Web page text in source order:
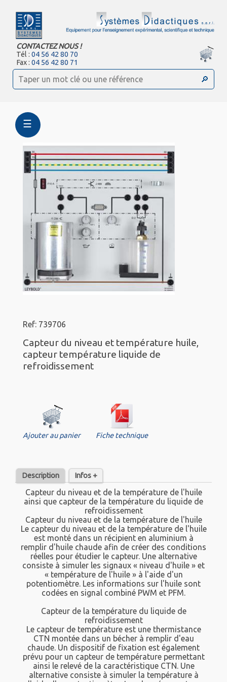
CONTACTEZ NOUS !
Tél :04 56 42 80 70
Fax :04 56 42 80 71
☰
Ref: 739706
Capteur du niveau et température huile,
capteur température liquide de
refroidissement
Ajouter au panier Fiche technique
Description Infos +
Capteur du niveau et de la température de l'huile
ainsi que capteur de la température du liquide de
refroidissement
Capteur du niveau et de la température de l'huile
Le capteur du niveau et de la température de l'huile
est monté dans un récipient en aluminium à
remplir d'huile chaude afin de créer des conditions
réelles pour étudier le capteur. Une alternative
consiste à simuler les signaux « niveau d'huile » et
« température de l'huile » à l'aide d'un
potentiomètre. Les informations sur l'huile sont
codées en signal combiné PWM et PFM.
Capteur de la température du liquide de
refroidissement
Le capteur de température est une thermistance
CTN montée dans un bécher à remplir d'eau
chaude. Un dispositif de fixation est également
prévu pour un capteur de température permettant
ainsi le relevé de la caractéristique CTN. Une
alternative consiste à simuler la température à